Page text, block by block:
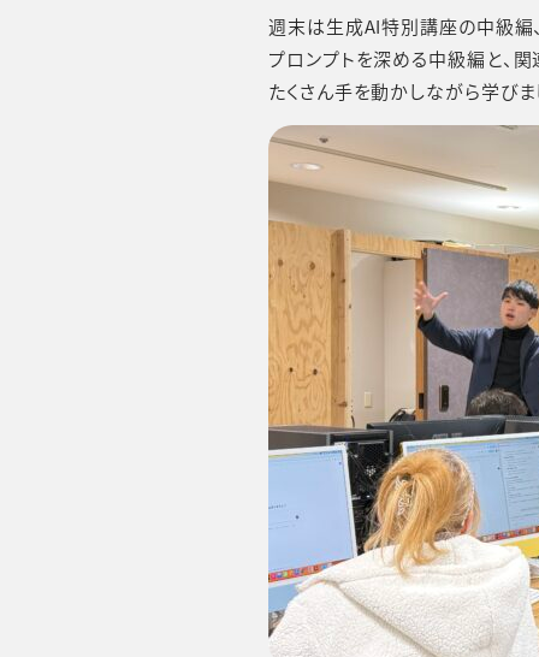
週末は生成AI特別講座の中級編
プロンプトを深める中級編と、
たくさん手を動かしながら学びま